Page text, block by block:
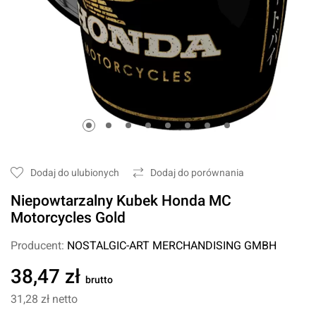
Dodaj do ulubionych Dodaj do porównania
Niepowtarzalny Kubek Honda MC
Motorcycles Gold
Producent: NOSTALGIC-ART MERCHANDISING GMBH
38,47 zł brutto
31,28 zł netto